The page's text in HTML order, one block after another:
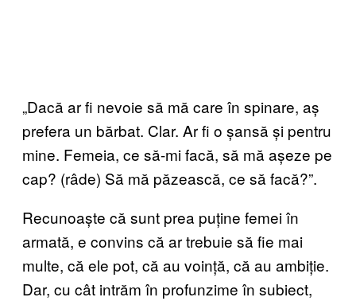
„Dacă ar fi nevoie să mă care în spinare, aș
prefera un bărbat. Clar. Ar fi o șansă și pentru
mine. Femeia, ce să-mi facă, să mă așeze pe
cap? (râde) Să mă păzească, ce să facă?”.
Recunoaște că sunt prea puține femei în
armată, e convins că ar trebuie să fie mai
multe, că ele pot, că au voință, că au ambiție.
Dar, cu cât intrăm în profunzime în subiect,